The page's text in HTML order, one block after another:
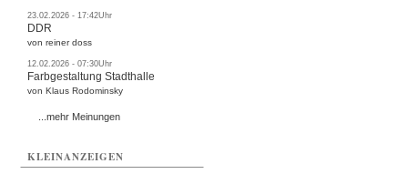
23.02.2026 - 17:42Uhr
DDR
von reiner doss
12.02.2026 - 07:30Uhr
Farbgestaltung Stadthalle
von Klaus Rodominsky
...mehr Meinungen
KLEINANZEIGEN